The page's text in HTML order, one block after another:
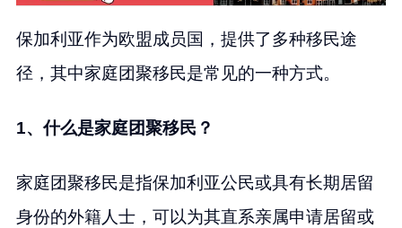
保加利亚作为欧盟成员国，提供了多种移民途
径，其中家庭团聚移民是常见的一种方式。
1、什么是家庭团聚移民？
家庭团聚移民是指保加利亚公民或具有长期居留
身份的外籍人士，可以为其直系亲属申请居留或